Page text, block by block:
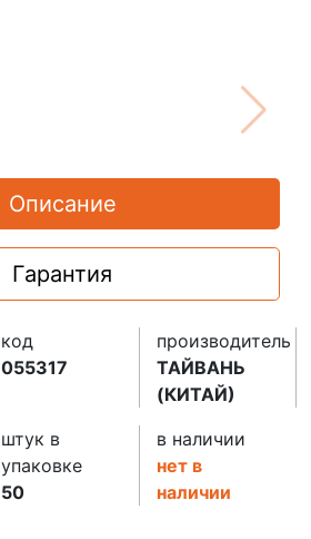
Описание
Гарантия
код
055317
производитель
ТАЙВАНЬ
(КИТАЙ)
штук в
упаковке
50
в наличии
нет в
наличии